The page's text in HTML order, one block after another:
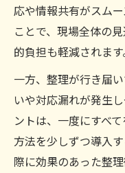
応や情報共有がスム
ことで、現場全体の
的負担も軽減されます
一方、整理が行き届
いや対応漏れが発生
ントは、一度にすべ
方法を少しずつ導入
際に効果のあった整